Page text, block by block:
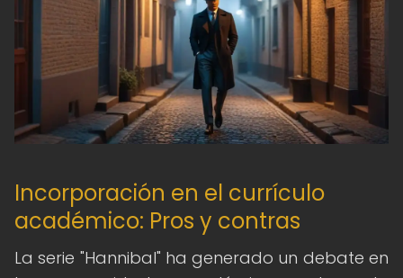
Incorporación en el currículo
académico: Pros y contras
La serie "Hannibal" ha generado un debate en